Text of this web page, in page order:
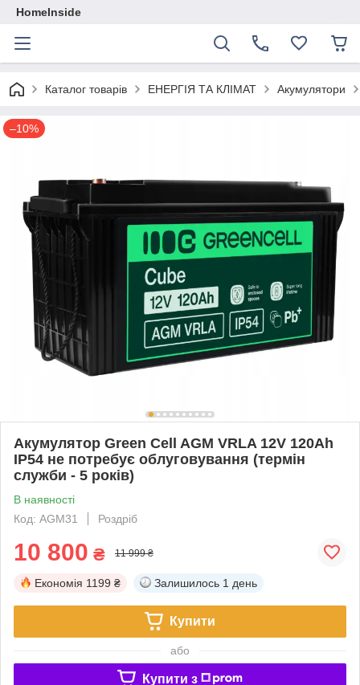
HomeInside
Каталог товарiв ЕНЕРГІЯ ТА КЛІМАТ Акумулятори
–10%
Акумулятор Green Cell AGM VRLA 12V 120Ah
IP54 не потребує облуговування (термін
служби - 5 років)
В наявності
Код: AGM31
Роздріб
10 800 ₴ 11 999 ₴
Економія 1199 ₴ Залишилось 1 день
Купити
або
Купити з